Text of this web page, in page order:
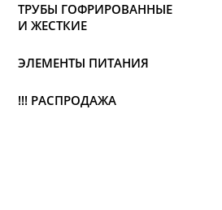
ТРУБЫ ГОФРИРОВАННЫЕ
И ЖЕСТКИЕ
ЭЛЕМЕНТЫ ПИТАНИЯ
!!! РАСПРОДАЖА